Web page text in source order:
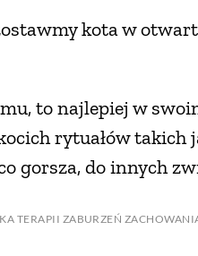
kota w
to najlepiej w
rytuałów
gorsza, do innych
TERAPII ZABURZEŃ